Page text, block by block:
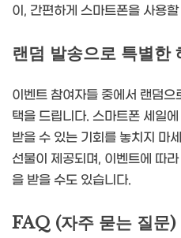
이, 간편하게 스마트폰을 사용
랜덤 발송으로 특별한
이벤트 참여자들 중에서 랜덤으
택을 드립니다. 스마트폰 세일
받을 수 있는 기회를 놓치지 마
선물이 제공되며, 이벤트에 따
을 받을 수도 있습니다.
FAQ (자주 묻는 질문)